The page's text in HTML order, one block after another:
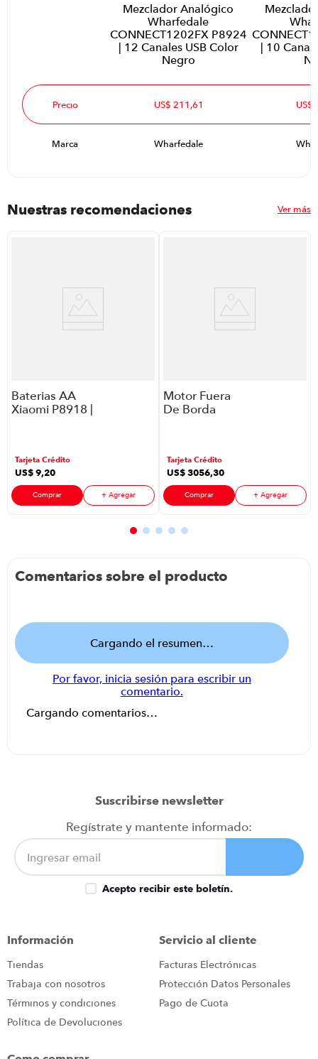
Mezclador Analógico
Wharfedale
CONNECT1202FX P8924
| 12 Canales USB Color
Negro
| 10
Precio US$ 211,61 US$
Marca Wharfedale
Nuestras recomendaciones Ver más
Baterias AA
Xiaomi P8918 |
Tarjeta Crédito
US$9,20
Comprar + Agregar
Motor Fuera
De Borda
Corta Color
Gris
Tarjeta Crédito
US$3056,30
Comprar + Agregar
Comentarios sobre el producto
Cargando el resumen…
Por favor, inicia sesión para escribir un
comentario.
Cargando comentarios…
Suscribirse newsletter
Regístrate y mantente informado:
Acepto recibir este boletín.
Información
Tiendas
Trabaja con nosotros
Términos y condiciones
Política de Devoluciones
Servicio al cliente
Facturas Electrónicas
Protección Datos Personales
Pago de Cuota